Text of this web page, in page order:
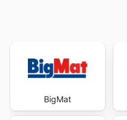
BigMat